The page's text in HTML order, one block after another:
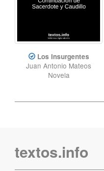
Los Insurgentes
Juan Antonio Mateos
Novela
textos.info